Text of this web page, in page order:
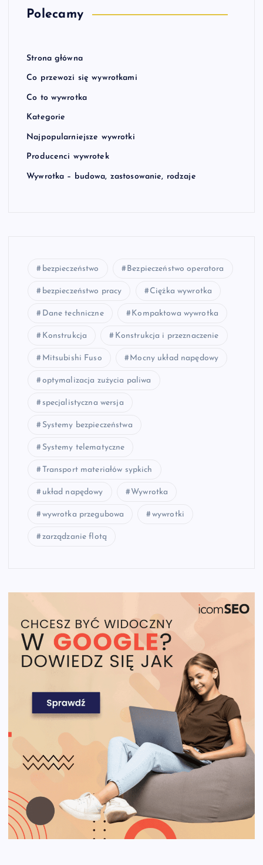
Polecamy
Strona główna
Co przewozi się wywrotkami
Co to wywrotka
Kategorie
Najpopularniejsze wywrotki
Producenci wywrotek
Wywrotka – budowa, zastosowanie, rodzaje
bezpieczeństwo Bezpieczeństwo operatora
bezpieczeństwo pracy Ciężka wywrotka
Dane techniczne Kompaktowa wywrotka
Konstrukcja Konstrukcja i przeznaczenie
Mitsubishi Fuso Mocny układ napędowy
optymalizacja zużycia paliwa
specjalistyczna wersja
Systemy bezpieczeństwa
Systemy telematyczne
Transport materiałów sypkich
układ napędowy Wywrotka
wywrotka przegubowa wywrotki
zarządzanie flotą